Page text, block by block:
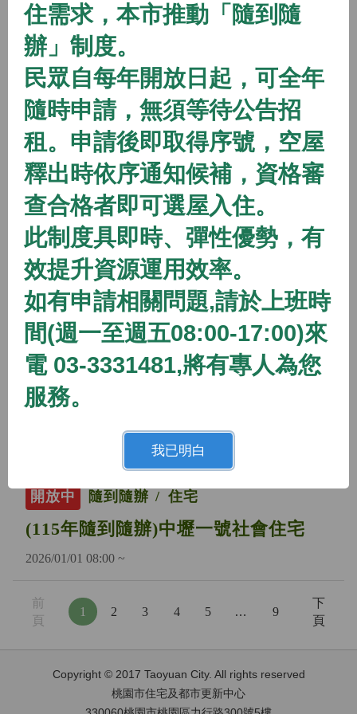
2026/01/01 08:00 ~
開放中 隨到隨辦
(115年隨到隨辦)八德二號社會住宅
2026/01/01 08:00 ~
開放中 隨到隨辦 住宅
(115年隨到隨辦)八德三號社會住宅
2026/01/01 08:00 ~
開放中 隨到隨辦 住宅
(115年隨到隨辦)蘆竹一號社會住宅
2026/01/01 08:00 ~
開放中
開放中 隨到隨辦 住宅
(115年隨到隨辦)中壢一號社會住宅
2026/01/01 08:00 ~
前
頁
1 2 3 4 5 … 9
下
頁
Copyright © 2017 Taoyuan City. All rights reserved
桃園市住宅及都市更新中心
住需求，本市推動「隨到隨
辦」制度。
民眾自每年開放日起，可全年
隨時申請，無須等待公告招
租。申請後即取得序號，空屋
釋出時依序通知候補，資格審
查合格者即可選屋入住。
此制度具即時、彈性優勢，有
效提升資源運用效率。
如有申請相關問題,請於上班時
間(週一至週五08:00-17:00)來
電 03-3331481,將有專人為您
服務。
我已明白